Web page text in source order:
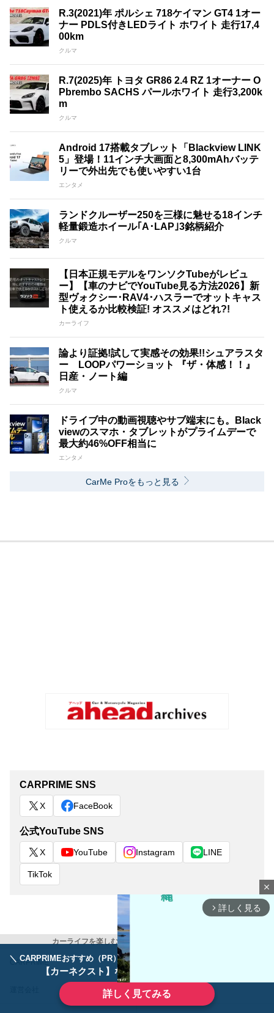
＼ CARPRIMEおすすめ（PR） ／
【カーネクスト】ならどんなクルマも高価買取
詳しく見てみる
R.3(2021)年 ポルシェ 718ケイマン GT4 1オー
ナー PDLS付きLEDライト ホワイト 走行17,4
00km
クルマ
R.7(2025)年 トヨタ GR86 2.4 RZ 1オーナー O
Pbrembo SACHS パールホワイト 走行3,200k
m
クルマ
Android 17搭載タブレット「Blackview LINK
5」登場！11インチ大画面と8,300mAhバッテ
リーで外出先でも使いやすい1台
エンタメ
ランドクルーザー250を三様に魅せる18インチ
軽量鍛造ホイール｢A･LAP｣3銘柄紹介
クルマ
【日本正規モデルをワンソクTubeがレビュ
ー】【車のナビでYouTube見る方法2026】新
型ヴォクシー･RAV4･ハスラーでオットキャス
ト使えるか比較検証! オススメはどれ?!
カーライフ
論より証拠!試して実感その効果!!シュアラスタ
ー LOOPパワーショット 『ザ・体感！！』
日産・ノート編
クルマ
ドライブ中の動画視聴やサブ端末にも。Black
viewのスマホ・タブレットがプライムデーで
最大約46%OFF相当に
エンタメ
CarMe Proをもっと見る
CARPRIME SNS
X FaceBook
公式YouTube SNS
X YouTube Instagram LINE
TikTok
カーライフを楽しむ全ての人に クルマ情報マガジン
CARPRIME
お問い合わせ
close
arrow_forward_ios 詳しく見る